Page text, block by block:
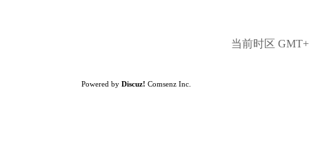
当前时区
Powered by Discuz! Comsenz Inc.